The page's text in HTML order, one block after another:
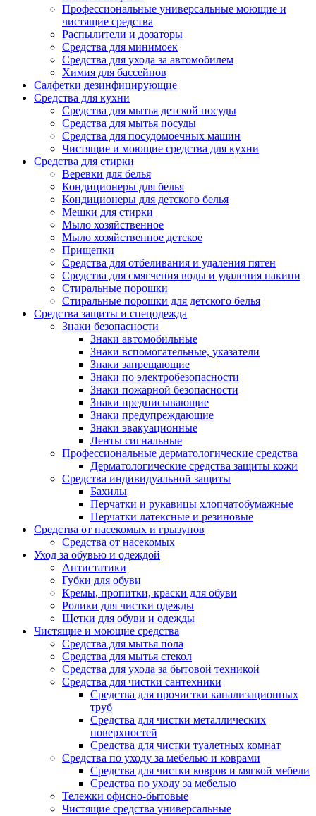
Профессиональные универсальные моющие и
чистящие средства
Распылители и дозаторы
Средства для минимоек
Средства для ухода за автомобилем
Химия для бассейнов
Салфетки дезинфицирующие
Средства для кухни
Средства для мытья детской посуды
Средства для мытья посуды
Средства для посудомоечных машин
Чистящие и моющие средства для кухни
Средства для стирки
Веревки для белья
Кондиционеры для белья
Кондиционеры для детского белья
Мешки для стирки
Мыло хозяйственное
Мыло хозяйственное детское
Прищепки
Средства для отбеливания и удаления пятен
Средства для смягчения воды и удаления накипи
Стиральные порошки
Стиральные порошки для детского белья
Средства защиты и спецодежда
Знаки безопасности
Знаки автомобильные
Знаки вспомогательные, указатели
Знаки запрещающие
Знаки по электробезопасности
Знаки пожарной безопасности
Знаки предписывающие
Знаки предупреждающие
Знаки эвакуационные
Ленты сигнальные
Профессиональные дерматологические средства
Дерматологические средства защиты кожи
Средства индивидуальной защиты
Бахилы
Перчатки и рукавицы хлопчатобумажные
Перчатки латексные и резиновые
Средства от насекомых и грызунов
Средства от насекомых
Уход за обувью и одеждой
Антистатики
Губки для обуви
Кремы, пропитки, краски для обуви
Ролики для чистки одежды
Щетки для обуви и одежды
Чистящие и моющие средства
Средства для мытья пола
Средства для мытья стекол
Средства для ухода за бытовой техникой
Средства для чистки сантехники
Средства для прочистки канализационных
труб
Средства для чистки металлических
поверхностей
Средства для чистки туалетных комнат
Средства по уходу за мебелью и коврами
Средства для чистки ковров и мягкой мебели
Средства по уходу за мебелью
Тележки офисно-бытовые
Чистящие средства универсальные